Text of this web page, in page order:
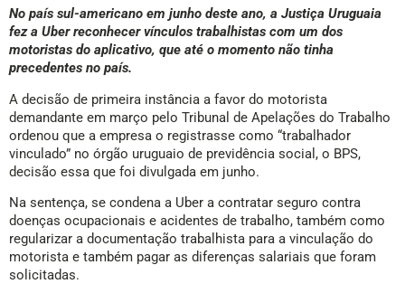
No país sul-americano em junho deste ano, a Justiça Uruguaia
fez a Uber reconhecer vínculos trabalhistas com um dos
motoristas do aplicativo, que até o momento não tinha
precedentes no país.
A decisão de primeira instância a favor do motorista
demandante em março pelo Tribunal de Apelações do Trabalho
ordenou que a empresa o registrasse como “trabalhador
vinculado” no órgão uruguaio de previdência social, o BPS,
decisão essa que foi divulgada em junho.
Na sentença, se condena a Uber a contratar seguro contra
doenças ocupacionais e acidentes de trabalho, também como
regularizar a documentação trabalhista para a vinculação do
motorista e também pagar as diferenças salariais que foram
solicitadas.